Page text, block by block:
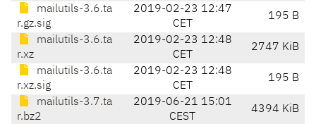
mailutils-3.6.ta
r.gz.sig
2019-02-23 12:47
CET
195 B
mailutils-3.6.ta
r.xz
2019-02-23 12:48
CET
2747 KiB
mailutils-3.6.ta
r.xz.sig
2019-02-23 12:48
CET
195 B
mailutils-3.7.ta
r.bz2
2019-06-21 15:01
CEST
4394 KiB